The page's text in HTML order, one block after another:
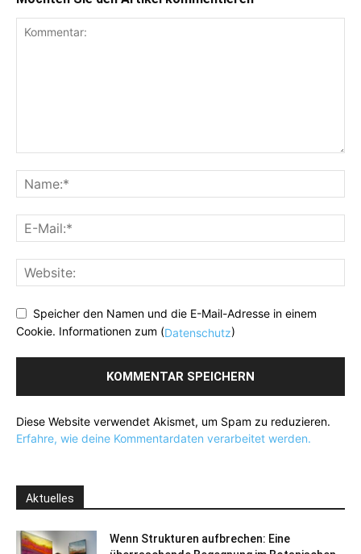
Speicher den Namen und die E-Mail-Adresse in einem
Cookie. Informationen zum (Datenschutz)
Diese Website verwendet Akismet, um Spam zu reduzieren.
Erfahre, wie deine Kommentardaten verarbeitet werden.
Aktuelles
Wenn Strukturen aufbrechen: Eine